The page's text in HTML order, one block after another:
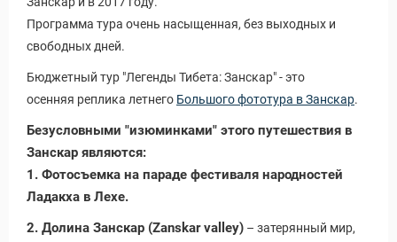
Программа тура очень насыщенная, без выходных и
свободных дней.
Бюджетный тур "Легенды Тибета: Занскар" - это
осенняя реплика летнего Большого фототура в Занскар.
Безусловными "изюминками" этого путешествия в
Занскар являются:
1. Фотосъемка на параде фестиваля народностей
Ладакха в Лехе.
2. Долина Занскар (Zanskar valley) – затерянный мир,